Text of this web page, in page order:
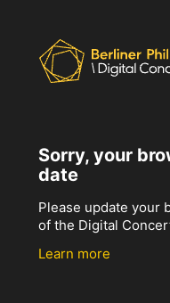
Sorry, your
date
Please update your
of the Digital
Learn more